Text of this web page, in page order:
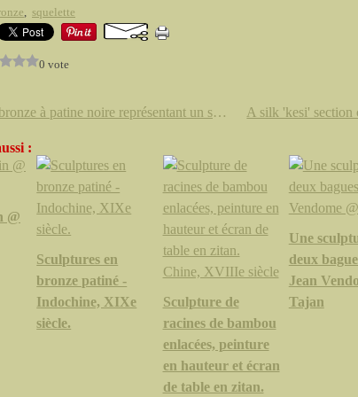
, squelette
0 vote
Sculpture en bronze à patine noire représentant un squelette dans une attitude de penseur. Travail moderne.
:
@
Sculptures en
bronze patiné -
Indochine, XIXe
siècle.
Sculpture de
racines de bambou
enlacées, peinture
en hauteur et écran
de table en zitan.
Une
deux
Jean
Tajan